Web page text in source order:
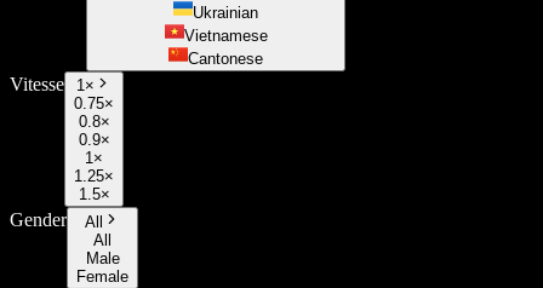
Ukrainian
Vietnamese
Cantonese
Vitesse 1×
0.75×
0.8×
0.9×
1×
1.25×
1.5×
Gender
All
All
Male
Female